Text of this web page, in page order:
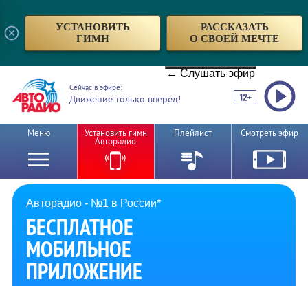
УСТАНОВИТЬ
ГИМН
РАССКАЗАТЬ
О СВОЕЙ МЕЧТЕ
← Слушать эфир
Сейчас в эфире:
Движение только вперед!
Меню Установить гимн
Авторадио
Плейлист Смотреть эфир
Авторадио - №1 в России*
БЕСПЛАТНОЕ
МОБИЛЬНОЕ
ПРИЛОЖЕНИЕ